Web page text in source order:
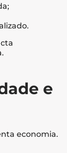
e
economia.